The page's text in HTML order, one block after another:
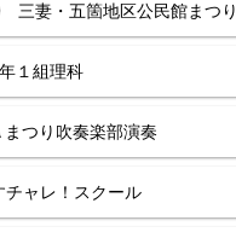
三妻・五箇地区公民館まつり
１組理科
つり吹奏楽部演奏
ャレ！スクール